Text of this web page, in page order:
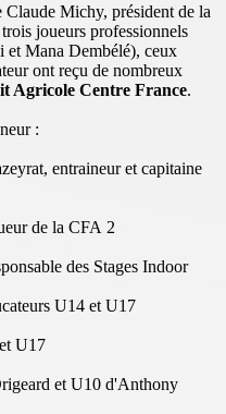
Michy, président de la
joueurs professionnels
et Mana Dembélé), ceux
ont reçu de nombreux
Agricole Centre France.
:
entraineur et capitaine
de la CFA 2
des Stages Indoor
U14 et U17
U17
et U10 d'Anthony